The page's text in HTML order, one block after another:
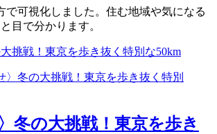
で可視化しました。住む地域や気になる
目で分かります。
大挑戦！東京を歩き抜く特別な50km
冬の大挑戦！東京を歩き